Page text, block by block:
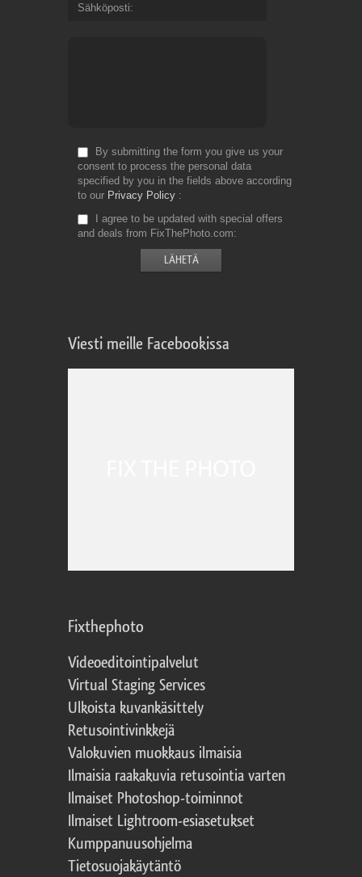
Sähköposti
By submitting the form you give us your
consent to process the personal data
specified by you in the fields above according
to our Privacy Policy
I agree to be updated with special offers
and deals from FixThePhoto.com
Viesti meille Facebookissa
Fixthephoto
Videoeditointipalvelut
Virtual Staging Services
Ulkoista kuvankäsittely
Retusointivinkkejä
Valokuvien muokkaus ilmaisia
Ilmaisia raakakuvia retusointia varten
Ilmaiset Photoshop-toiminnot
Ilmaiset Lightroom-esiasetukset
Kumppanuusohjelma
Tietosuojakäytäntö